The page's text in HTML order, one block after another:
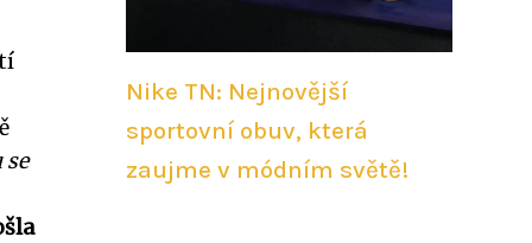
se
Nike TN: Nejnovější
sportovní obuv, která
zaujme v módním světě!